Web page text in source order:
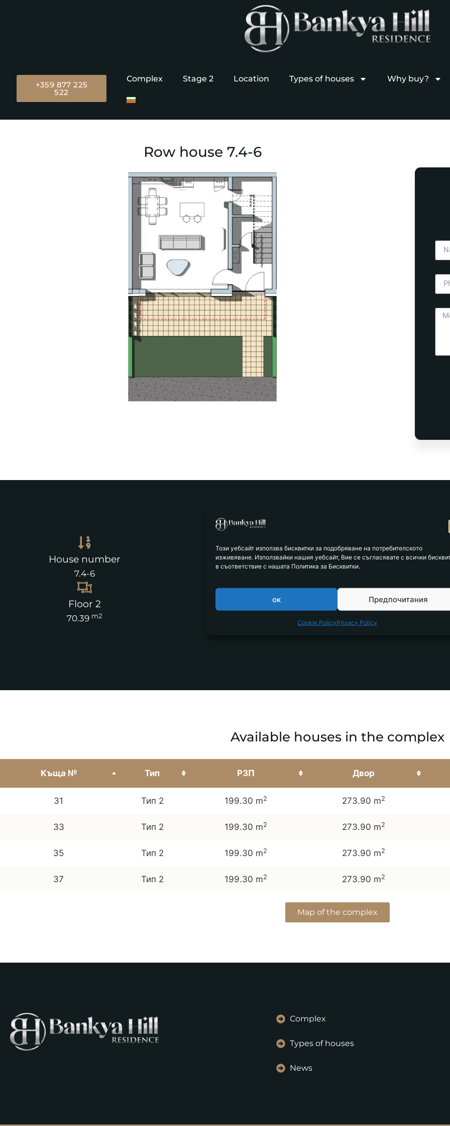
Този уебсайт използва бисквитки за подобряване на потребителското
изживяване. Използвайки нашия уебсайт, Вие се съгласявате с всички
в съответствие с нашата Политика за Бисквитки.
ок Предпочитания
Cookie PolicyPrivacy Policy
+359 877 225
522
Complex Stage 2 Location Types of houses Why buy?
Row house 7.4-6
House number
7.4-6
Floor 2
70.39 m2
Type
Courtyard
Total floor
Parking
Available houses in the complex
Къща № Тип РЗП Двор
31 Тип 2 199.30 m2 273.90 m2
33 Тип 2 199.30 m2 273.90 m2
35 Тип 2 199.30 m2 273.90 m2
37 Тип 2 199.30 m2 273.90 m2
Map of the complex
Complex
Types of houses
News